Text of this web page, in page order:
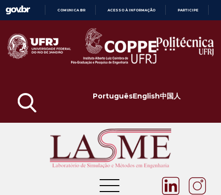
CONTEÚDO
COMUNICA BR ACESSO À INFORMAÇÃO PARTICIPE
PortuguêsEnglish中国人